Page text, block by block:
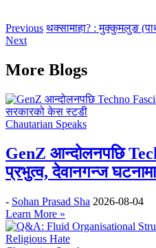
Previous थक्सामाहा? : मुक्कुमलुङ
Next
More Blogs
Chautarian Speaks
GenZ आन्दोलनपछि
प्रभुत्व, देवानगन्ज
- Sohan Prasad Sha 2026-08-04
Learn More »